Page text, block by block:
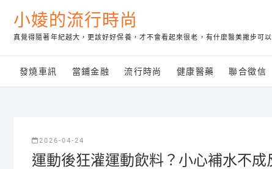
content
小婈的流行時尚
真覺得隨著年紀越大，更該好好保養，才不會看起來很老，有什麼醫美撇步可
發燒車訊 當鋪金融 流行時尚 健康醫藥 聯合徵信
2026-04-24
運動後狂灌運動飲料？小心補水不